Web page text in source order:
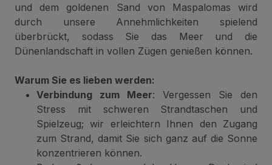
und dem goldenen Sand von Maspalomas wird
durch unsere Annehmlichkeiten spielend
überbrückt, sodass Sie das Meer und die
Dünenlandschaft in vollen Zügen genießen können.
Warum Sie es lieben werden:
Verbindung zum Meer: Vergessen Sie den
Stress mit schweren Strandtaschen und
Spielzeug; wir erleichtern Ihnen den Zugang
zum Strand, damit Sie sich ganz auf die Sonne
konzentrieren können.